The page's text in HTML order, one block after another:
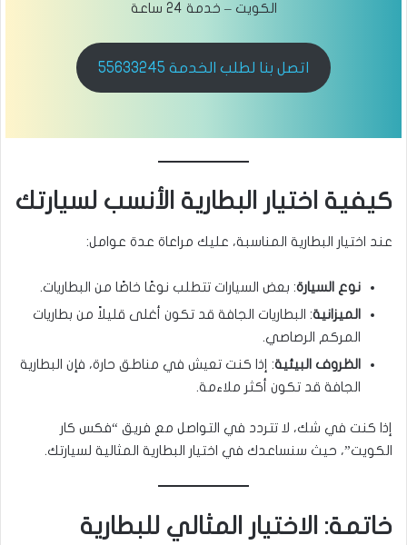
الكويت – خدمة 24 ساعة
اتصل بنا لطلب الخدمة 55633245
كيفية اختيار البطارية الأنسب لسيارتك
عند اختيار البطارية المناسبة، عليك مراعاة عدة عوامل:
نوع السيارة: بعض السيارات تتطلب نوعًا خاصًا من البطاريات.
الميزانية: البطاريات الجافة قد تكون أغلى قليلاً من بطاريات
المركم الرصاصي.
الظروف البيئية: إذا كنت تعيش في مناطق حارة، فإن البطارية
الجافة قد تكون أكثر ملاءمة.
إذا كنت في شك، لا تتردد في التواصل مع فريق “فكس كار
الكويت”، حيث سنساعدك في اختيار البطارية المثالية لسيارتك.
خاتمة: الاختيار المثالي للبطارية